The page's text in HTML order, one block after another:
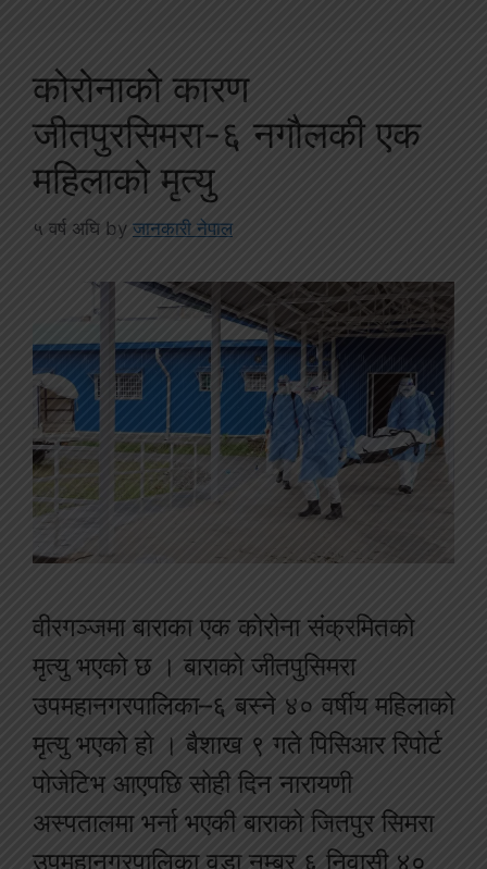
कोरोनाको कारण
जीतपुरसिमरा-६ नगौलकी एक
महिलाको मृत्यु
५ वर्ष अघि by जानकारी नेपाल
वीरगञ्जमा बाराका एक कोरोना संक्रमितको
मृत्यु भएको छ । बाराको जीतपुसिमरा
उपमहानगरपालिका–६ बस्ने ४० वर्षीय महिलाको
मृत्यु भएको हो । बैशाख ९ गते पिसिआर रिपोर्ट
पोजेटिभ आएपछि सोही दिन नारायणी
अस्पतालमा भर्ना भएकी बाराको जितपुर सिमरा
उपमहानगरपालिका वडा नम्बर ६ निवासी ४०